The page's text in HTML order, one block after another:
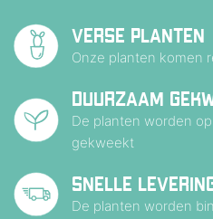
VERSE PLANTEN
Onze planten komen
DUURZAAM
De planten worden
gekweekt
SNELLE
De planten worden